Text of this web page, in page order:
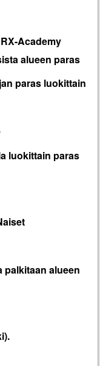
Academy
alueen paras
paras luokittain
luokittain paras
palkitaan alueen